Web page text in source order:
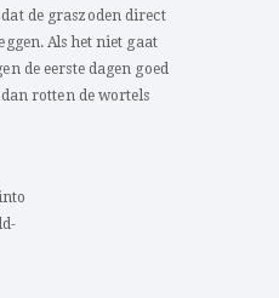
de graszoden direct
Als het niet gaat
de eerste dagen goed
rotten de wortels